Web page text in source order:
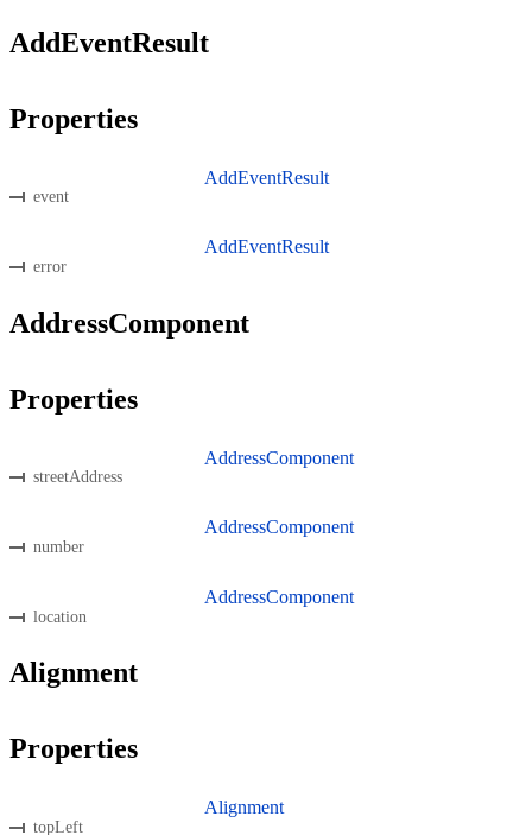
AddEventResult
Properties
event
AddEventResult
error
AddEventResult
AddressComponent
Properties
streetAddress
AddressComponent
number
AddressComponent
location
AddressComponent
Alignment
Properties
topLeft
Alignment